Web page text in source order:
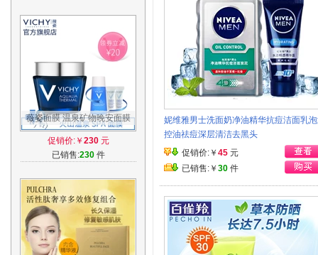
薇姿面膜 温泉矿物晚安面膜
75ml 免洗睡眠面膜 深层补水
保湿舒缓
促销价:￥ 230元
已销售:230件
妮维雅男士洗面奶净油精华抗痘洁面乳
控油祛痘深层清洁去黑头
促销价:￥ 45 元
已销售:￥ 30 件